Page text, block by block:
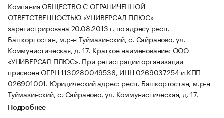
Компания ОБЩЕСТВО С ОГРАНИЧЕННОЙ
ОТВЕТСТВЕННОСТЬЮ «УНИВЕРСАЛ ПЛЮС»
зарегистрирована 20.08.2013 г. по адресу респ.
Башкортостан, м.р-н Туймазинский, с. Сайраново, ул.
Коммунистическая, д. 17. Краткое наименование: ООО
«УНИВЕРСАЛ ПЛЮС». При регистрации организации
присвоен ОГРН 1130280049536, ИНН 0269037254 и КПП
026901001. Юридический адрес: респ. Башкортостан, м.р-н
Туймазинский, с. Сайраново, ул. Коммунистическая, д. 17.
Подробнее